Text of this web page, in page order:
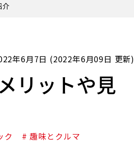
介
年6月7日 (2022年6月09日 更新)
リットや見
ク # 趣味とクルマ